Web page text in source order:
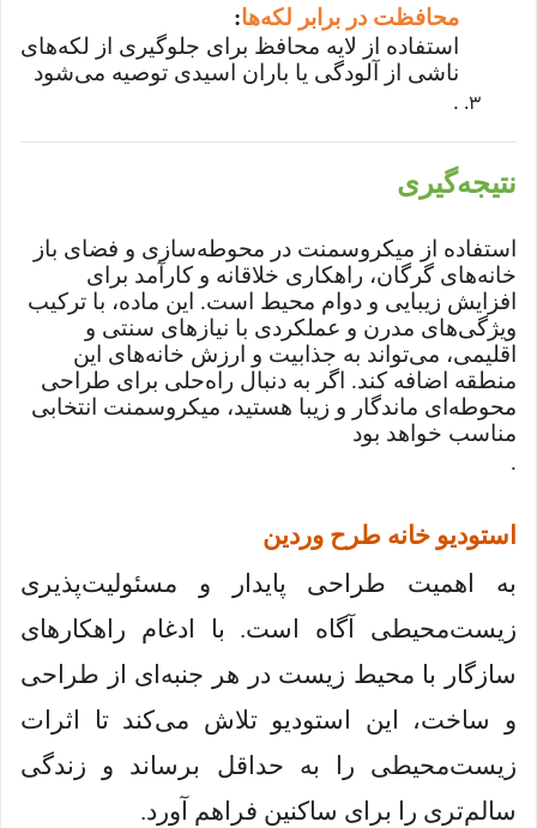
محافظت در برابر لکه‌ها:
استفاده از لایه محافظ برای جلوگیری از لکه‌های
ناشی از آلودگی یا باران اسیدی توصیه می‌شود
.
نتیجه‌گیری
استفاده از میکروسمنت در محوطه‌سازی و فضای باز
خانه‌های گرگان، راهکاری خلاقانه و کارآمد برای
افزایش زیبایی و دوام محیط است. این ماده، با ترکیب
ویژگی‌های مدرن و عملکردی با نیازهای سنتی و
اقلیمی، می‌تواند به جذابیت و ارزش خانه‌های این
منطقه اضافه کند. اگر به دنبال راه‌حلی برای طراحی
محوطه‌ای ماندگار و زیبا هستید، میکروسمنت انتخابی
مناسب خواهد بود
.
استودیو خانه طرح وردین
به اهمیت طراحی پایدار و مسئولیت‌پذیری
زیست‌محیطی آگاه است. با ادغام راهکارهای
سازگار با محیط زیست در هر جنبه‌ای از طراحی
و ساخت، این استودیو تلاش می‌کند تا اثرات
زیست‌محیطی را به حداقل برساند و زندگی
سالم‌تری را برای ساکنین فراهم آورد.